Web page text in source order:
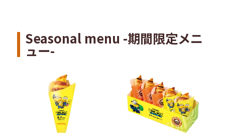
Seasonal menu -期間限定メニ
ュー-